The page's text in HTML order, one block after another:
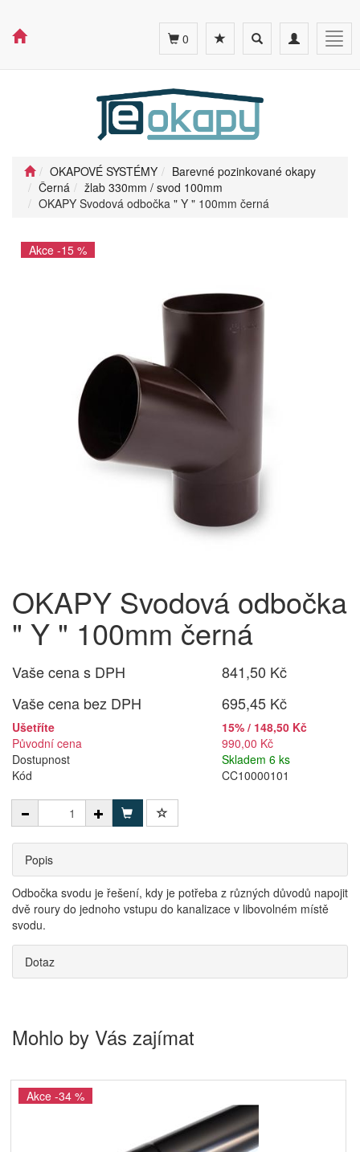
Toggle
navigation
Toggle
search
0
OKAPOVÉ SYSTÉMY
Barevné pozinkované okapy
Černá
žlab 330mm / svod 100mm
OKAPY Svodová odbočka " Y " 100mm černá
Akce -15 %
OKAPY Svodová odbočka
" Y " 100mm černá
Vaše cena s DPH
841,50 Kč
Vaše cena bez DPH
695,45 Kč
Ušetříte
15% / 148,50 Kč
Původní cena
990,00 Kč
Dostupnost
Skladem 6 ks
Kód
CC10000101
Popis
Odbočka svodu je řešení, kdy je potřeba z různých důvodů napojit
dvě roury do jednoho vstupu do kanalizace v libovolném místě
svodu.
Dotaz
Mohlo by Vás zajímat
Akce -34 %